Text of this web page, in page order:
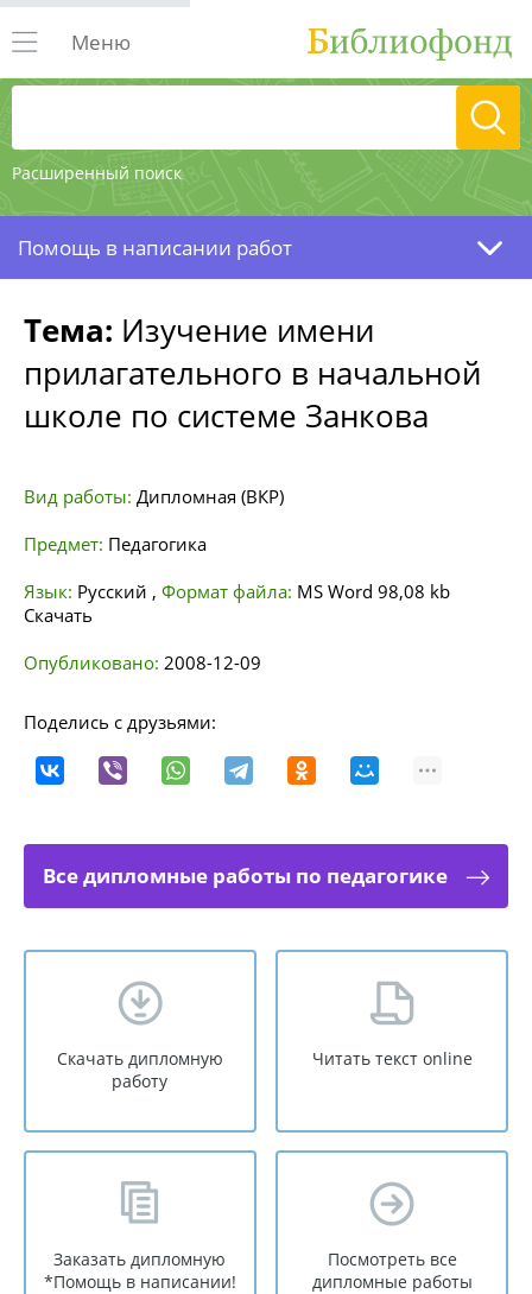
Расширенный поиск
Меню
Помощь в написании работ
Тема: Изучение имени
прилагательного в начальной
школе по системе Занкова
Вид работы: Дипломная (ВКР)
Предмет: Педагогика
Язык: Русский , Формат файла: MS Word 98,08 kb
Скачать
Опубликовано: 2008-12-09
Поделись с друзьями:
Все дипломные работы по педагогике
Скачать дипломную
работу
Читать текст online
Заказать дипломную
*Помощь в написании!
Посмотреть все
дипломные работы